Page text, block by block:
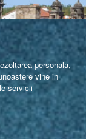
personala,
vine in
servicii